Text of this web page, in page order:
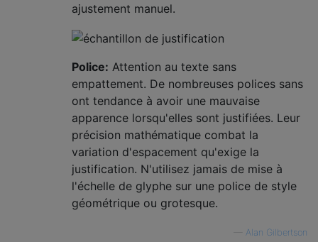
ajustement manuel.
Police: Attention au texte sans
empattement. De nombreuses polices sans
ont tendance à avoir une mauvaise
apparence lorsqu'elles sont justifiées. Leur
précision mathématique combat la
variation d'espacement qu'exige la
justification. N'utilisez jamais de mise à
l'échelle de glyphe sur une police de style
géométrique ou grotesque.
Alan Gilbertson